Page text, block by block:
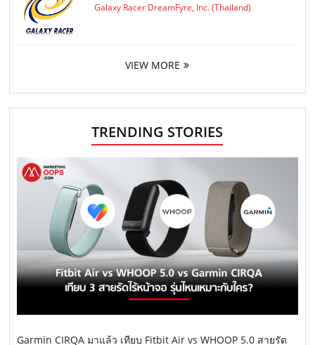
Galaxy Racer DreamFyre, Inc. (Thailand)
VIEW MORE
TRENDING STORIES
Garmin CIRQA มาแล้ว เทียบ Fitbit Air vs WHOOP 5.0 สายรัด